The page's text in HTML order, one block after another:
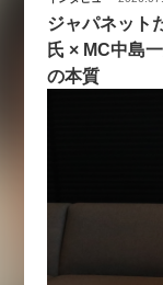
ジャパネット
氏 × MC中島
の本質